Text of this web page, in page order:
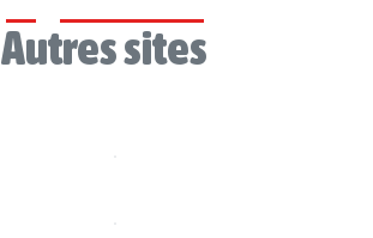
Autres sites